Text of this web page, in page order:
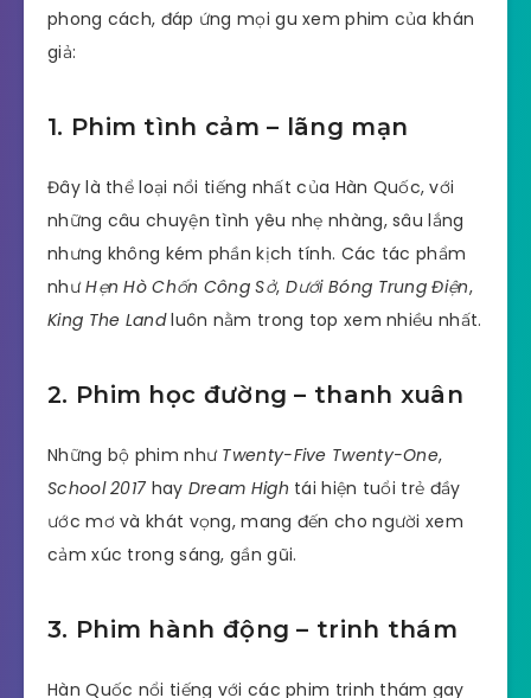
phong cách, đáp ứng mọi gu xem phim của khán
giả:
1. Phim tình cảm – lãng mạn
Đây là thể loại nổi tiếng nhất của Hàn Quốc, với
những câu chuyện tình yêu nhẹ nhàng, sâu lắng
nhưng không kém phần kịch tính. Các tác phẩm
nhưHẹn Hò Chốn Công Sở, Dưới Bóng Trung Điện,
King The Landluôn nằm trong top xem nhiều nhất.
2. Phim học đường – thanh xuân
Những bộ phim như Twenty-Five Twenty-One,
School 2017 hay Dream High tái hiện tuổi trẻ đầy
ước mơ và khát vọng, mang đến cho người xem
cảm xúc trong sáng, gần gũi.
3. Phim hành động – trinh thám
Hàn Quốc nổi tiếng với các phim trinh thám gay